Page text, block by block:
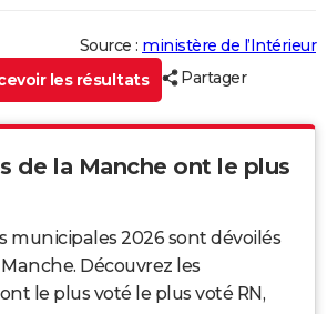
Source : ministère de l’Intérieur
les résultats
Partager
de la Manche ont le plus
municipales 2026 sont dévoilés
Découvrez les
le plus voté le plus voté RN,